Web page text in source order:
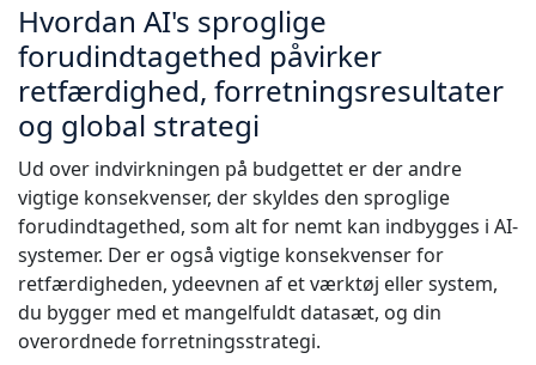
Hvordan AI's sproglige
forudindtagethed påvirker
retfærdighed, forretningsresultater
og global strategi
Ud over indvirkningen på budgettet er der andre
vigtige konsekvenser, der skyldes den sproglige
forudindtagethed, som alt for nemt kan indbygges i AI-
systemer. Der er også vigtige konsekvenser for
retfærdigheden, ydeevnen af et værktøj eller system,
du bygger med et mangelfuldt datasæt, og din
overordnede forretningsstrategi.